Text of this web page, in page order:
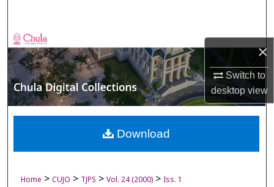
×
Switch to
desktopview
Browse Collections
My Account
About
Digital Commons Network™
Home > CUJO > TJPS > Vol. 24 (2000) > Iss. 1
Download